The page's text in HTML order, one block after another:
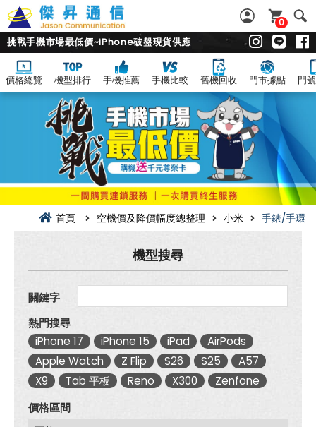
手
及
降
價
0
挑戰手機市場最低價~iPhone破盤現貨供應
價格總覽 機型排行 手機推薦 手機比較 舊機回收 門市據點 門
首頁 空機價及降價幅度總整理 小米 手錶/手環
機型搜尋
關鍵字
熱門搜尋
iPhone 17
iPhone 15 iPad
AirPods
Apple Watch
Z Flip S26 S25
A57
X9
Tab 平板 Reno X300
Zenfone
價格區間